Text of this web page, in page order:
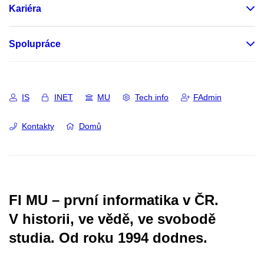
Kariéra
Spolupráce
IS INET MU Tech info FAdmin
Kontakty Domů
FI MU – první informatika v ČR.
V historii, ve vědě, ve svobodě
studia. Od roku 1994 dodnes.